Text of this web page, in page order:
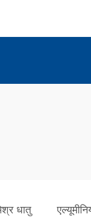
धातु